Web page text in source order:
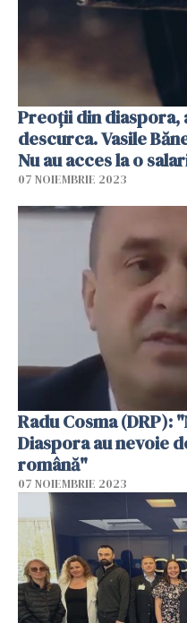
Preoții din diaspora,
descurca. Vasile
Nu au acces la o
07 NOIEMBRIE 2023
Radu Cosma (DRP): "Milioane de copii din
Diaspora au nevoie
română"
07 NOIEMBRIE 2023